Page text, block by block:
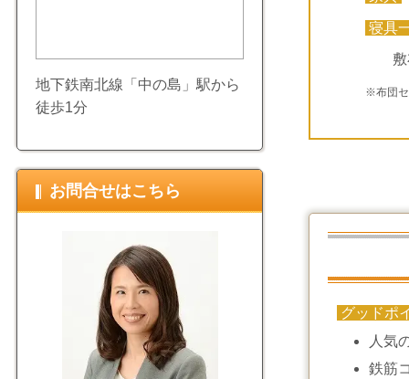
寝具
※布団セ
グッドポ
人気
鉄筋
地下鉄南北線「中の島」駅から
徒歩1分
お問合せはこちら